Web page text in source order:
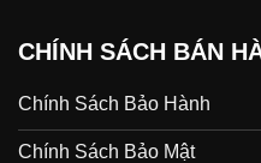
CHÍNH SÁCH BÁN
Chính Sách Bảo Hành
Chính Sách Bảo Mật